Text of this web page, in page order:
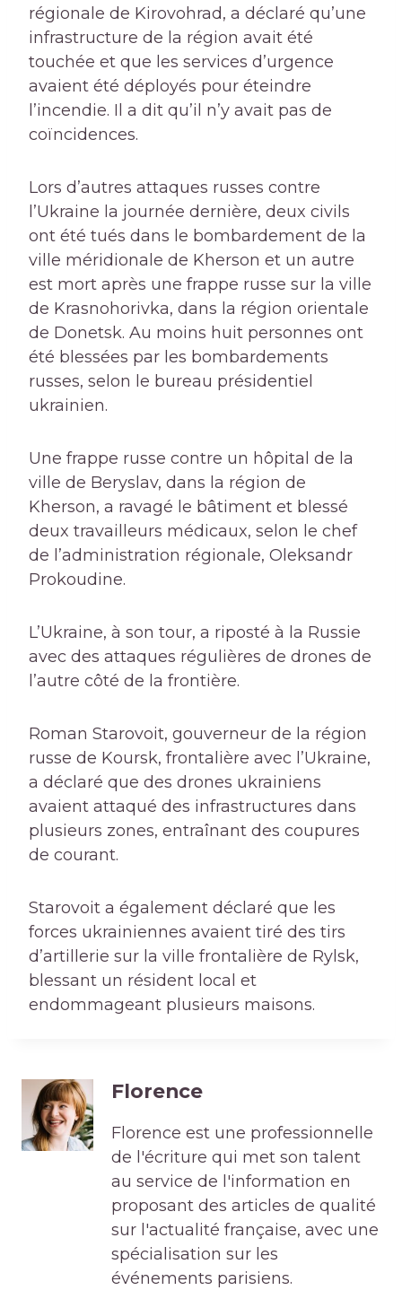
régionale de Kirovohrad, a déclaré qu’une
infrastructure de la région avait été
touchée et que les services d’urgence
avaient été déployés pour éteindre
l’incendie. Il a dit qu’il n’y avait pas de
coïncidences.
Lors d’autres attaques russes contre
l’Ukraine la journée dernière, deux civils
ont été tués dans le bombardement de la
ville méridionale de Kherson et un autre
est mort après une frappe russe sur la ville
de Krasnohorivka, dans la région orientale
de Donetsk. Au moins huit personnes ont
été blessées par les bombardements
russes, selon le bureau présidentiel
ukrainien.
Une frappe russe contre un hôpital de la
ville de Beryslav, dans la région de
Kherson, a ravagé le bâtiment et blessé
deux travailleurs médicaux, selon le chef
de l’administration régionale, Oleksandr
Prokoudine.
L’Ukraine, à son tour, a riposté à la Russie
avec des attaques régulières de drones de
l’autre côté de la frontière.
Roman Starovoit, gouverneur de la région
russe de Koursk, frontalière avec l’Ukraine,
a déclaré que des drones ukrainiens
avaient attaqué des infrastructures dans
plusieurs zones, entraînant des coupures
de courant.
Starovoit a également déclaré que les
forces ukrainiennes avaient tiré des tirs
d’artillerie sur la ville frontalière de Rylsk,
blessant un résident local et
endommageant plusieurs maisons.
Florence
Florence est une professionnelle
de l'écriture qui met son talent
au service de l'information en
proposant des articles de qualité
sur l'actualité française, avec une
spécialisation sur les
événements parisiens.